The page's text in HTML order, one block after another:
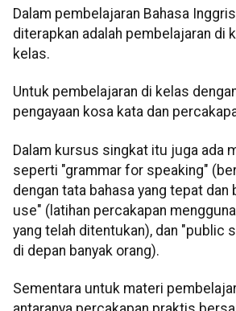
Dalam pembelajaran Bahasa
diterapkan adalah pembelajaran di
kelas.
Untuk pembelajaran di kelas
pengayaan kosa kata dan
Dalam kursus singkat itu juga ada
seperti "grammar for speaking"
dengan tata bahasa yang tepat dan
use" (latihan percakapan
yang telah ditentukan), dan "public
di depan banyak orang).
Sementara untuk materi